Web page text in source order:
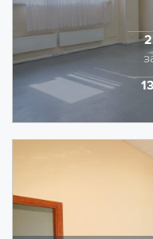
Предлагаем в
состоящий из двух
качественная
коммерческий
Армстронг, стены